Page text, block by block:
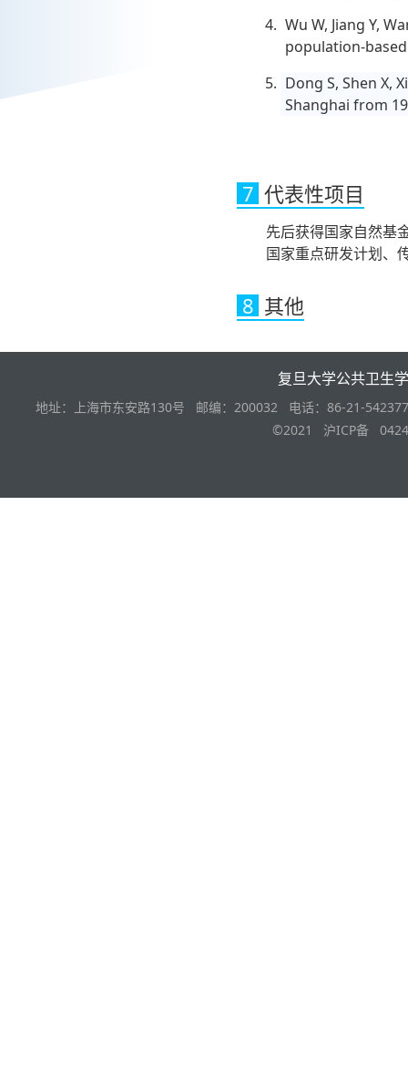
Wu W, Jiang Y,
population-based
Dong S, Shen X,
Shanghai from
7 代表性项目
先后获得国家自然基
国家重点研发计划、
8 其他
复旦大学公共卫生
地址：上海市东安路130号 邮编：200032 电话：86-21-
©2021 沪ICP备